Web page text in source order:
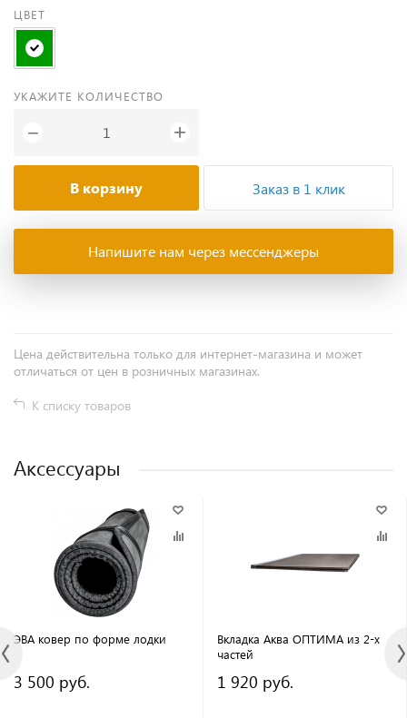
ЦВЕТ
УКАЖИТЕ КОЛИЧЕСТВО
− +
В корзину Заказ в 1 клик
Напишите нам через мессенджеры
Цена действительна только для интернет-магазина и может
отличаться от цен в розничных магазинах.
К списку товаров
Аксессуары
ЭВА ковер по форме лодки
3 500 руб.
Вкладка Аква ОПТИМА из 2-х
частей
1 920 руб.